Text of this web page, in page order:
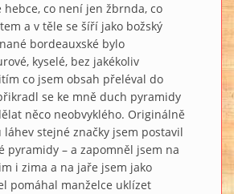
hebce, co není jen žbrnda, co
a v těle se šíří jako božský
bordeauxské bylo
kyselé, bez jakékoliv
co jsem obsah přeléval do
se ke mně duch pyramidy
něco neobvyklého. Originálně
stejné značky jsem postavil
pyramidy – a zapomněl jsem na
i zima a na jaře jsem jako
pomáhal manželce uklízet